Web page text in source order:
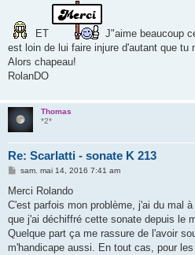
a
g
e
ET
J"aime beaucoup
est loin de lui faire injure d'autant que tu
Alors chapeau!
RolanDO
Thomas
*2*
Re: Scarlatti - sonate K 213
M
s
a
g
sam. mai 14, 2016 7:41 am
Merci Rolando
C'est parfois mon problème, j'ai du mal
que j'ai déchiffré cette sonate depuis le
Quelque part ça me rassure de l'avoir
m'handicape aussi. En tout cas, pour